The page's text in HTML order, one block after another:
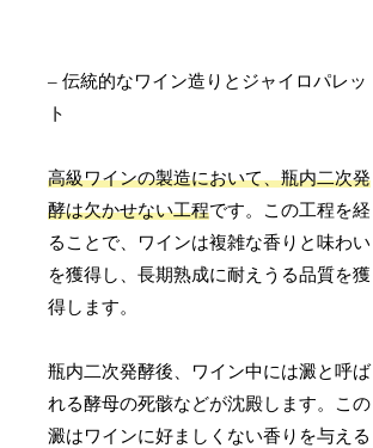
– 伝統的なワイン造りとジャイロパレッ
ト
高級ワインの製造において、瓶内二次発
酵は欠かせない工程です。この工程を経
ることで、ワインは複雑な香りと味わい
を獲得し、長期熟成に耐えうる品質を獲
得します。
瓶内二次発酵後、ワイン中には澱と呼ば
れる酵母の死骸などが沈殿します。この
澱はワインに好ましくない香りを与える